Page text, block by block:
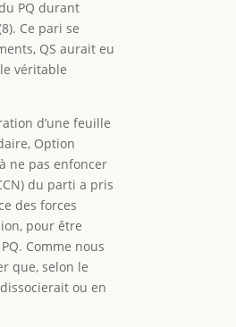
PQ durant
Ce pari se
QS aurait eu
véritable
d’une feuille
Option
ne pas enfoncer
du parti a pris
des forces
pour être
Comme nous
que, selon le
ou en